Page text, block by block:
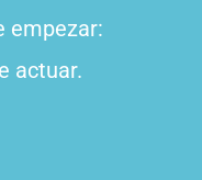
empezar:
actuar.